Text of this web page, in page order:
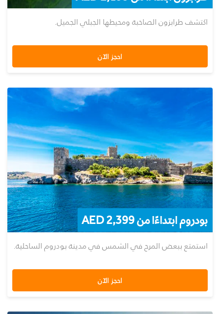
اكتشف طرابزون الصاخبة ومحيطها الجبلي الجميل.
احجز الآن
بودروم ابتداءًا من AED 2,399
استمتع ببعض المرح في الشمس في مدينة بودروم الساحلية.
احجز الآن